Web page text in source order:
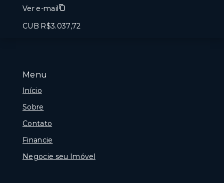
Menu
Início
Sobre
Contato
Financie
Negocie seu Imóvel
Ver e-mail
CUB R$3.037,72